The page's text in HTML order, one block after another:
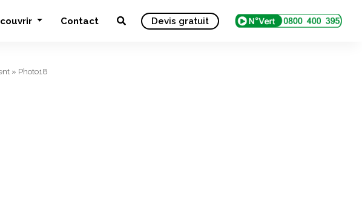
Contact Devis gratuit
» Photo18